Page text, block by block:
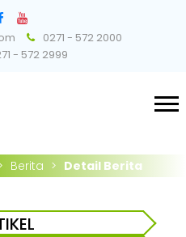
0271 - 572 2000
- 572 2999
Berita > Detail Berita